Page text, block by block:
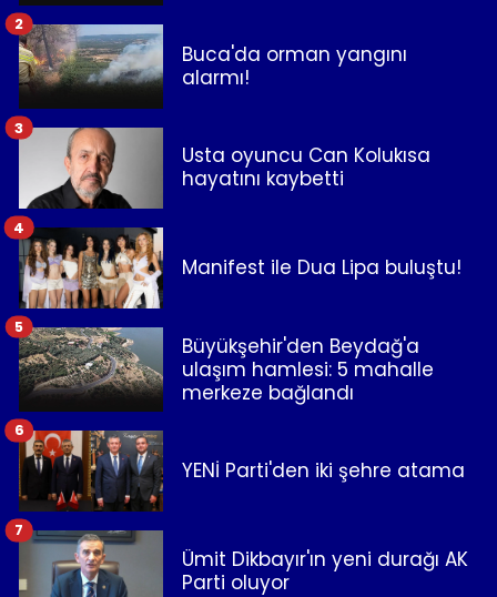
Buca'da orman yangını
alarmı!
2
Usta oyuncu Can Kolukısa
hayatını kaybetti
3
Manifest ile Dua Lipa buluştu!
4
Büyükşehir'den Beydağ'a
ulaşım hamlesi: 5 mahalle
merkeze bağlandı
5
YENİ Parti'den iki şehre atama
6
Ümit Dikbayır'ın yeni durağı AK
Parti oluyor
7